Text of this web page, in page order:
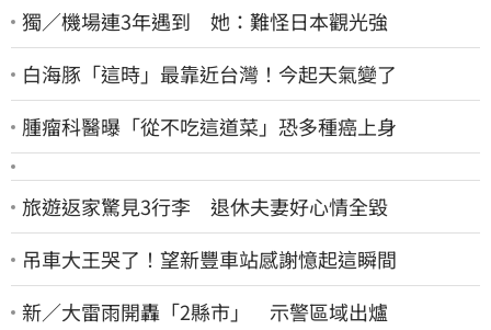
獨／機場連3年遇到 她：難怪日本觀光強
白海豚「這時」最靠近台灣！今起天氣變了
腫瘤科醫曝「從不吃這道菜」恐多種癌上身
旅遊返家驚見3行李 退休夫妻好心情全毀
吊車大王哭了！望新豐車站感謝憶起這瞬間
新／大雷雨開轟「2縣市」 示警區域出爐